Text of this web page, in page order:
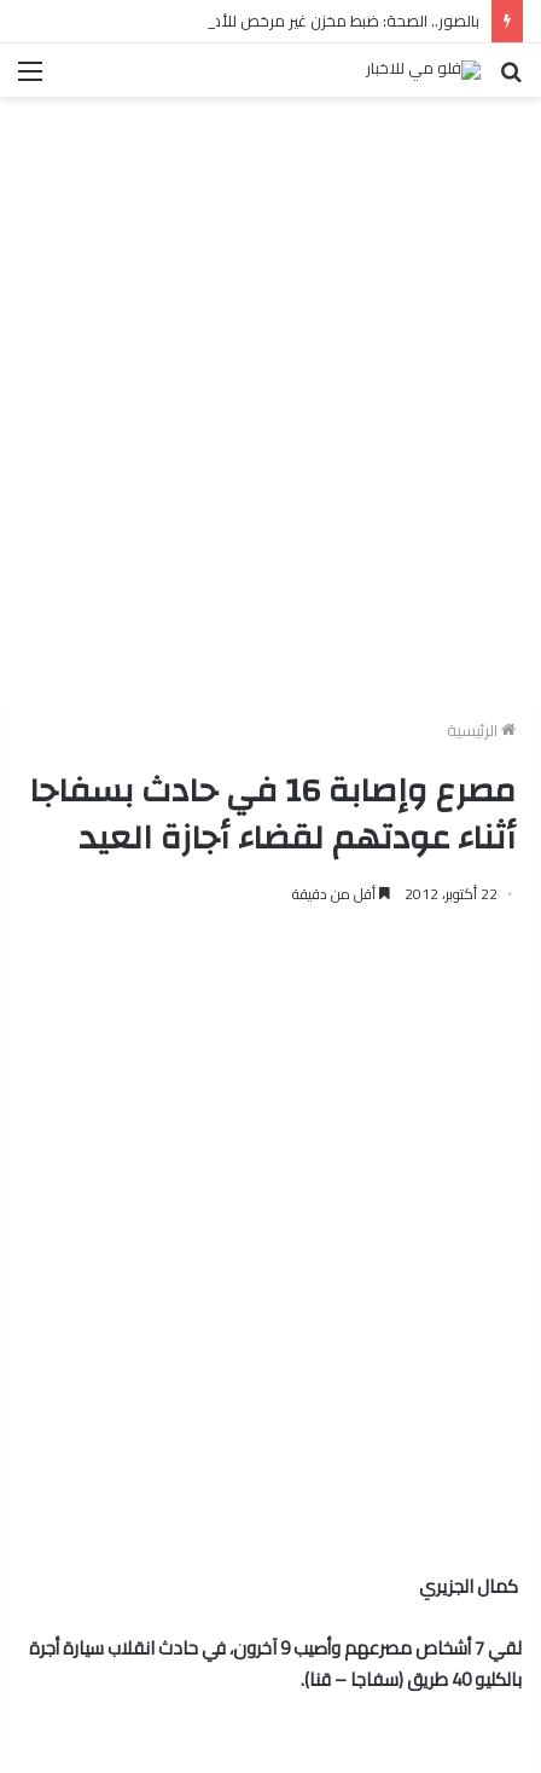
بالصور.. الصحة: ضبط مخزن غير مرخص للأدوية المهربة بالبساتين
بحث
الرئيسية
مصرع وإصابة 16 في حادث بسفاجا
أثناء عودتهم لقضاء أجازة العيد
22 أكتوبر، 2012 أقل من دقيقة
كمال الجزيري
لقي 7 أشخاص مصرعهم وأصيب 9 آخرون، في حادث انقلاب سيارة أجرة
بالكليو 40 طريق (سفاجا – قنا).